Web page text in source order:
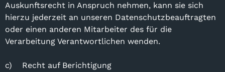
Auskunftsrecht in Anspruch nehmen, kann sie sich
hierzu jederzeit an unseren Datenschutzbeauftragten
oder einen anderen Mitarbeiter des für die
Verarbeitung Verantwortlichen wenden.
c) Recht auf Berichtigung